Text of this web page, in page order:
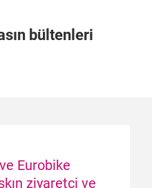
bültenleri
Eurobike
ziyaretçi ve